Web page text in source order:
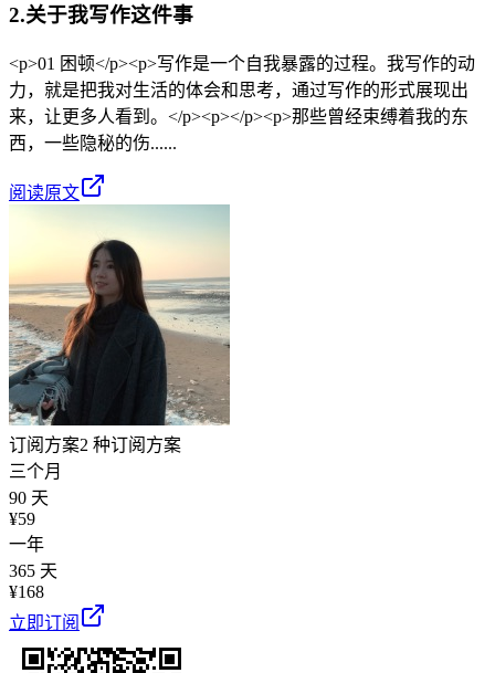
2.关于我写作这件事
<p>01 困顿</p><p>写作是一个自我暴露的过程。我写作的动
力，就是把我对生活的体会和思考，通过写作的形式展现出
来，让更多人看到。</p><p></p><p>那些曾经束缚着我的东
西，一些隐秘的伤......
阅读原文
订阅方案2 种订阅方案
三个月
90 天
¥59
一年
365 天
¥168
立即订阅